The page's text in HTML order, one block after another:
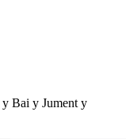
y Bai y Jument y